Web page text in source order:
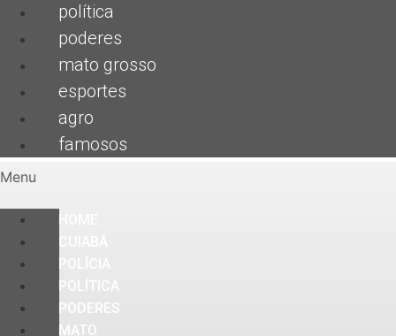
política
poderes
mato grosso
esportes
agro
famosos
Menu
PODERES
MATO